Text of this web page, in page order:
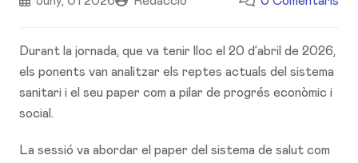
Durant la jornada, que va tenir lloc el 20 d’abril de 2026,
els ponents van analitzar els reptes actuals del sistema
sanitari i el seu paper com a pilar de progrés econòmic i
social.
La sessió va abordar el paper del sistema de salut com